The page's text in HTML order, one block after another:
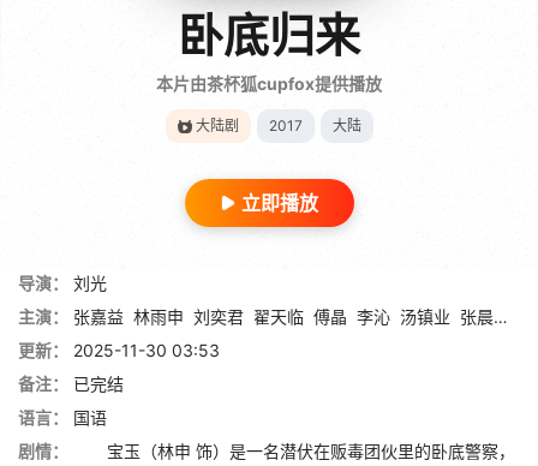
卧底归来
本片由茶杯狐cupfox提供播放
大陆剧 2017 大陆
立即播放
导演：
刘光
主演：
张嘉益 林雨申 刘奕君 翟天临 傅晶 李沁 汤镇业 张晨光
更新：
2025-11-30 03:53
备注：
已完结
语言：
国语
剧情：
宝玉（林申 饰）是一名潜伏在贩毒团伙里的卧底警察，